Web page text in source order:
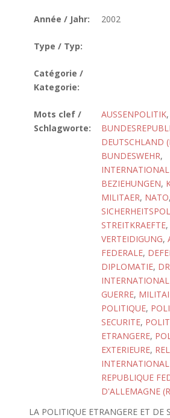
Année / Jahr: 2002
Type / Typ:
Catégorie /
Kategorie:
Mots clef /
Schlagworte:
AUSSENPOLITIK,
DEUTSCHLAND
BUNDESWEHR,
BEZIEHUNGEN,
MILITAER, NATO,
STREITKRAEFTE,
VERTEIDIGUNG,
FEDERALE,
DIPLOMATIE,
GUERRE,
POLITIQUE,
SECURITE,
ETRANGERE,
EXTERIEURE,
REPUBLIQUE
D'ALLEMAGNE
LA POLITIQUE ETRANGERE ET DE